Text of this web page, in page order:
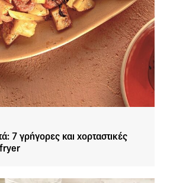
7 γρήγορες και χορταστικές